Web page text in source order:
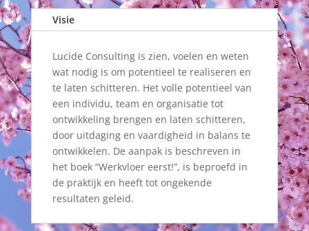
Visie
Lucide Consulting is zien, voelen en weten
wat nodig is om potentieel te realiseren en
te laten schitteren. Het volle potentieel van
een individu, team en organisatie tot
ontwikkeling brengen en laten schitteren,
door uitdaging en vaardigheid in balans te
ontwikkelen. De aanpak is beschreven in
het boek “Werkvloer eerst!”, is beproefd in
de praktijk en heeft tot ongekende
resultaten geleid.